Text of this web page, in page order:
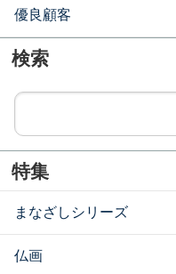
優良顧客
検索
特集
まなざしシリーズ
仏画